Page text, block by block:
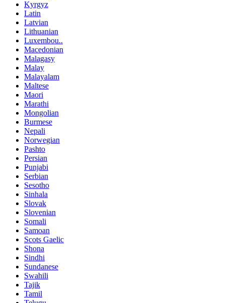
Kyrgyz
Latin
Latvian
Lithuanian
Luxembou..
Macedonian
Malagasy
Malay
Malayalam
Maltese
Maori
Marathi
Mongolian
Burmese
Nepali
Norwegian
Pashto
Persian
Punjabi
Serbian
Sesotho
Sinhala
Slovak
Slovenian
Somali
Samoan
Scots Gaelic
Shona
Sindhi
Sundanese
Swahili
Tajik
Tamil